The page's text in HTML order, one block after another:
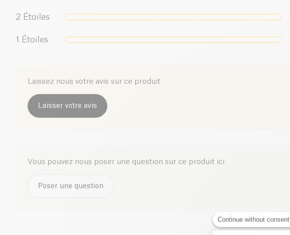
2 Étoiles
1 Étoiles
Laissez nous votre avis sur ce produit.
Laisser votre avis
Vous pouvez nous poser une question sur ce produit ici
Poser une question
Continue without consent